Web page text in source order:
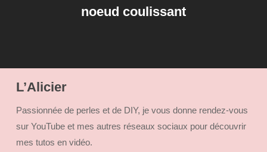
noeud coulissant
L’Alicier
Passionnée de perles et de DIY, je vous donne rendez-vous
sur YouTube et mes autres réseaux sociaux pour découvrir
mes tutos en vidéo.